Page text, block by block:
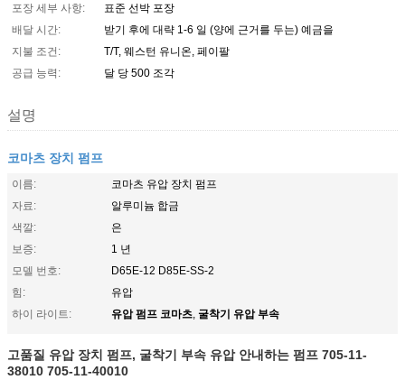
포장 세부 사항:
표준 선박 포장
배달 시간:
받기 후에 대략 1-6 일 (양에 근거를 두는) 예금을
지불 조건:
T/T, 웨스턴 유니온, 페이팔
공급 능력:
달 당 500 조각
설명
코마츠 장치 펌프
이름:
코마츠 유압 장치 펌프
자료:
알루미늄 합금
색깔:
은
보증:
1 년
모델 번호:
D65E-12 D85E-SS-2
힘:
유압
하이 라이트:
유압 펌프 코마츠, 굴착기 유압 부속
고품질 유압 장치 펌프, 굴착기 부속 유압 안내하는 펌프 705-11-
38010 705-11-40010